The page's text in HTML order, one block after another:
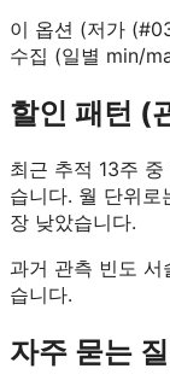
이 옵션 (저가
수집 (일별 min/
할인 패턴 (
최근 추적 13주
습니다. 월 단위
장 낮았습니다.
과거 관측 빈도 서
습니다.
자주 묻는